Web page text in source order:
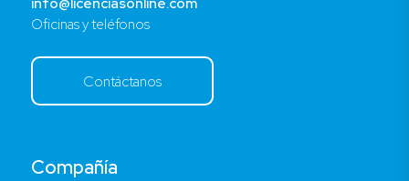
Compañía
Oficinas y teléfonos
Contáctanos